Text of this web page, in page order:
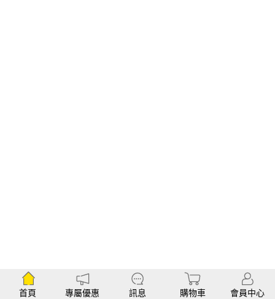
首頁 專屬優惠 訊息 購物車 會員中心